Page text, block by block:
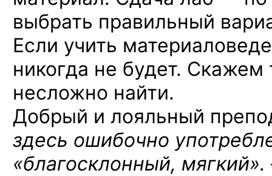
выбрать правильный
Если учить
никогда не будет.
несложно найти.
Добрый и лояльный
здесь ошибочно
«благосклонный,